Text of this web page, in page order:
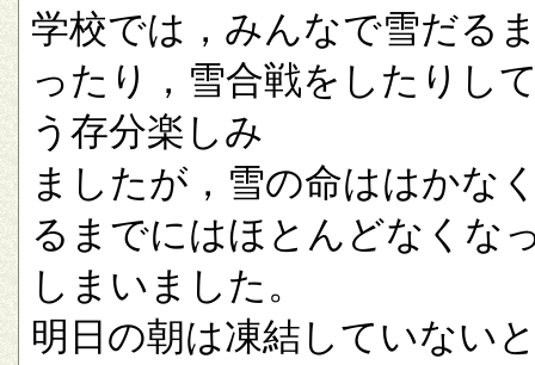
学校では，みんなで雪だる
ったり，雪合戦をしたりし
う存分楽しみ
ましたが，雪の命ははかな
るまでにはほとんどなくな
しまいました。
明日の朝は凍結していない